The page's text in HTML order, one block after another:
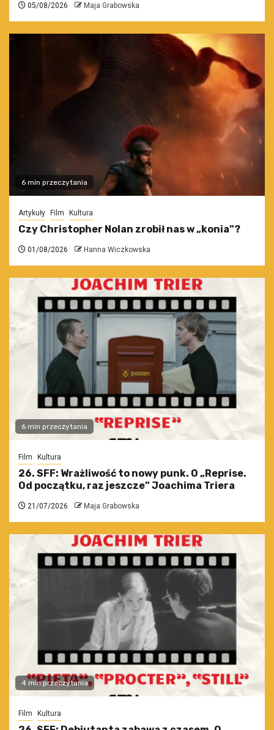
05/08/2026 Maja Grabowska
6 min przeczytania
Artykuły Film Kultura
Czy Christopher Nolan zrobił nas w „konia”?
01/08/2026 Hanna Wiczkowska
6 min przeczytania
Film Kultura
26. SFF: Wrażliwość to nowy punk. O „Reprise.
Od początku, raz jeszcze” Joachima Triera
21/07/2026 Maja Grabowska
4 min przeczytania
Film Kultura